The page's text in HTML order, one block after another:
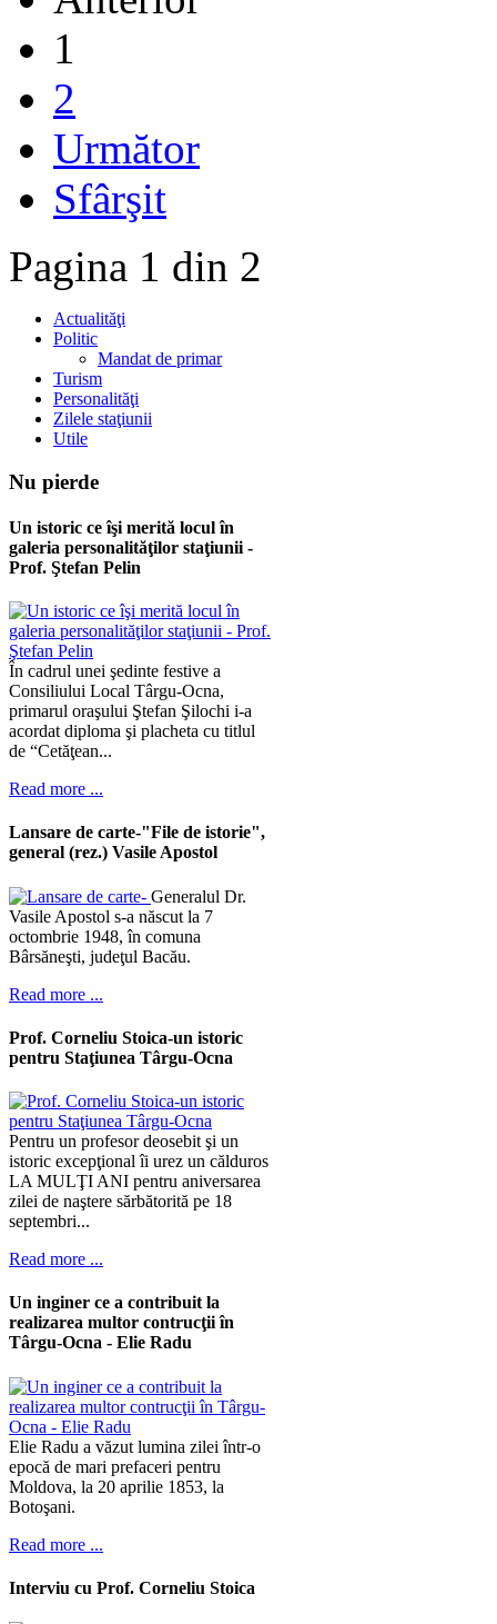
1
2
Următor
Sfârşit
Pagina 1 din 2
Actualităţi
Politic
Mandat de primar
Turism
Personalităţi
Zilele staţiunii
Utile
Nu pierde
Un istoric ce îşi merită locul în
galeria personalităţilor staţiunii -
Prof. Ştefan Pelin
În cadrul unei şedinte festive a
Consiliului Local Târgu-Ocna,
primarul oraşului Ştefan Şilochi i-a
acordat diploma şi placheta cu titlul
de “Cetăţean...
Read more ...
Lansare de carte-"File de istorie",
general (rez.) Vasile Apostol
Generalul Dr.
Vasile Apostol s-a născut la 7
octombrie 1948, în comuna
Bârsăneşti, judeţul Bacău.
Read more ...
Prof. Corneliu Stoica-un istoric
pentru Staţiunea Târgu-Ocna
Pentru un profesor deosebit şi un
istoric excepţional îi urez un călduros
LA MULŢI ANI pentru aniversarea
zilei de naştere sărbătorită pe 18
septembri...
Read more ...
Un inginer ce a contribuit la
realizarea multor contrucţii în
Târgu-Ocna - Elie Radu
Elie Radu a văzut lumina zilei într-o
epocă de mari prefaceri pentru
Moldova, la 20 aprilie 1853, la
Botoşani.
Read more ...
Interviu cu Prof. Corneliu Stoica